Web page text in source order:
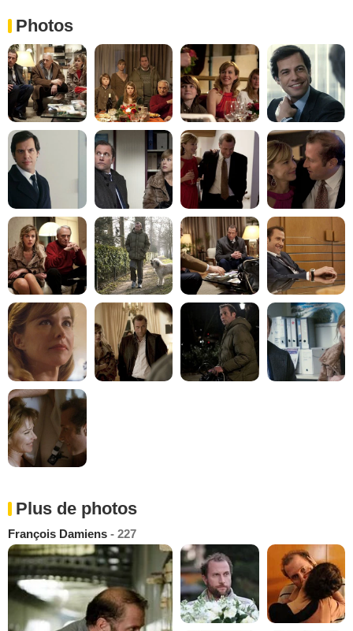
Photos
Plus de photos
François Damiens - 227